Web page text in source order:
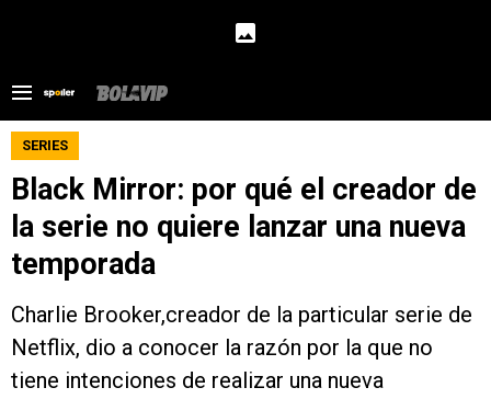
SERIES
Black Mirror: por qué el creador de
la serie no quiere lanzar una nueva
temporada
Charlie Brooker,creador de la particular serie de
Netflix, dio a conocer la razón por la que no
tiene intenciones de realizar una nueva